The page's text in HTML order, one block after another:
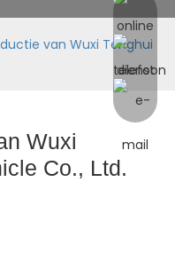
van Wuxi Tenghui
Wuxi
Co., Ltd.